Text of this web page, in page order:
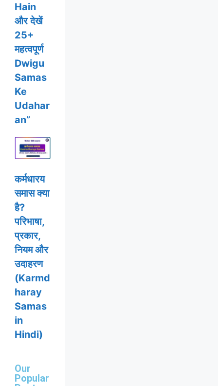
Hain
और देखें
25+
महत्वपूर्ण
Dwigu
Samas
Ke
Udahar
an”
कर्मधारय
समास क्या
है?
परिभाषा,
प्रकार,
नियम और
उदाहरण
(Karmd
haray
Samas
in
Hindi)
Our
Popular